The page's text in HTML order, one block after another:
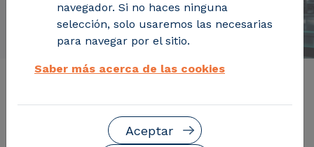
Soluciones de Tecnologías
navegador. Si no haces ninguna
selección, solo usaremos las necesarias
para navegar por el sitio.
Saber más acerca de las cookies
Aceptar